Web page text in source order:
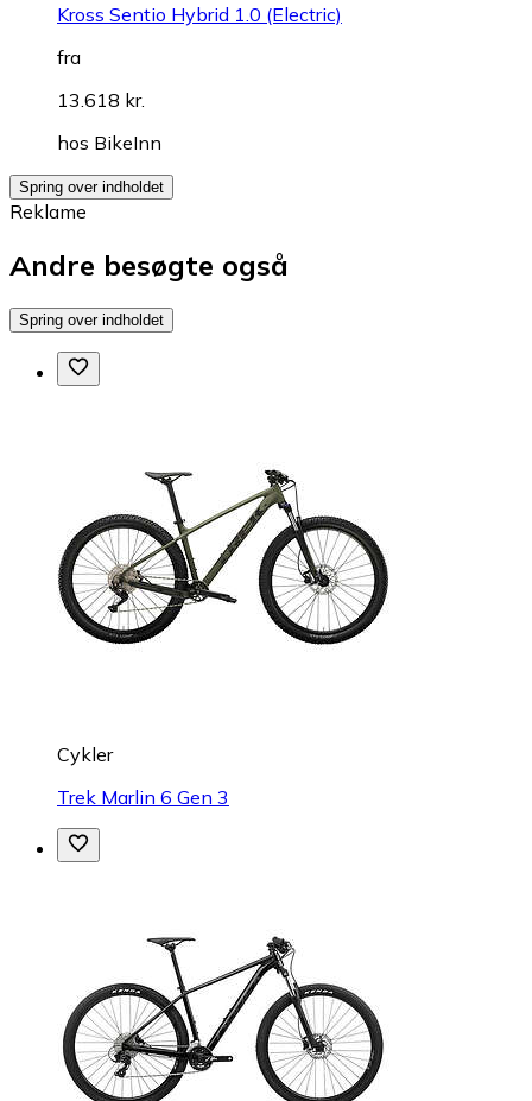
Kross Sentio Hybrid 1.0 (Electric)
fra
13.618 kr.
hos BikeInn
Spring over indholdet
Reklame
Andre besøgte også
Spring over indholdet
Cykler
Trek Marlin 6 Gen 3